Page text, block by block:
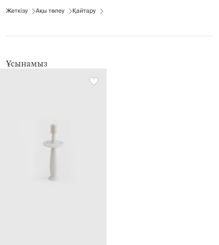
Жеткізу
Ақы төлеу Қайтару
Ұсынамыз